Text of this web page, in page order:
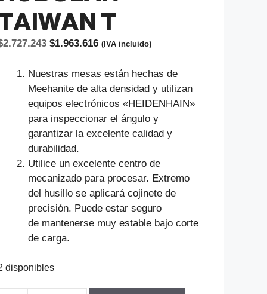
T
2.727.243 El
original
era:
$2.727.243.
$1.963.616El
actual
es:
$1.963.616.
(IVA incluido)
Nuestras mesas están hechas de
Meehanite de alta densidad y utilizan
equipos electrónicos «HEIDENHAIN»
para inspeccionar el ángulo y
garantizar la excelente calidad y
durabilidad.
Utilice un excelente centro de
mecanizado para procesar. Extremo
del husillo se aplicará cojinete de
precisión. Puede estar seguro
de mantenerse muy estable bajo corte
de carga.
disponibles